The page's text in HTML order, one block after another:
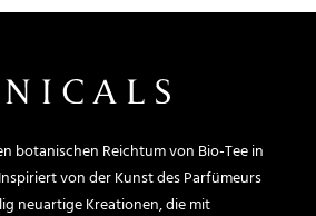
botanischen Reichtum von Bio-Tee in
von der Kunst des Parfümeurs
neuartige Kreationen, die mit